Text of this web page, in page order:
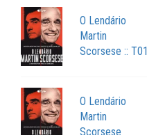
O Lendário
Martin
Scorsese :: T01
O Lendário
Martin
Scorsese